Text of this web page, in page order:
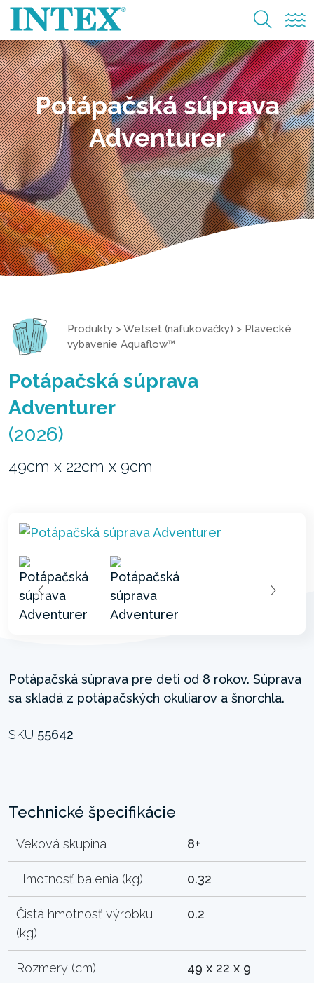
Potápačská súprava
Adventurer
Produkty >Wetset (nafukovačky) > Plavecké
vybavenie Aquaflow™
Potápačská súprava
Adventurer
(2026)
49cm x 22cm x 9cm
Potápačská súprava pre deti od 8 rokov. Súprava
sa skladá z potápačských okuliarov a šnorchla.
SKU 55642
Technické špecifikácie
Veková skupina 8+
Hmotnosť balenia (kg) 0.32
Čistá hmotnosť výrobku
(kg)
0.2
Rozmery (cm) 49 x 22 x 9